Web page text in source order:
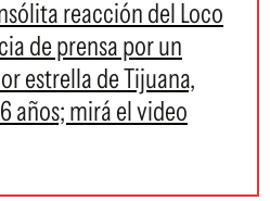
reacción del Loco
de prensa por un
estrella de Tijuana,
años; mirá el video